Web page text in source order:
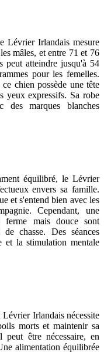
Lévrier Irlandais mesure
mâles, et entre 71 et 76
peut atteindre jusqu'à 54
pour les femelles.
chien possède une tête
yeux expressifs. Sa robe
marques blanches
équilibré, le Lévrier
envers sa famille.
et s'entend bien avec les
Cependant, une
ferme mais douce sont
de chasse. Des séances
et la stimulation mentale
Irlandais nécessite
morts et maintenir sa
être nécessaire, en
alimentation équilibrée